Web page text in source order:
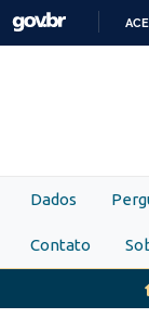
Skip to main content
Dados
Contato